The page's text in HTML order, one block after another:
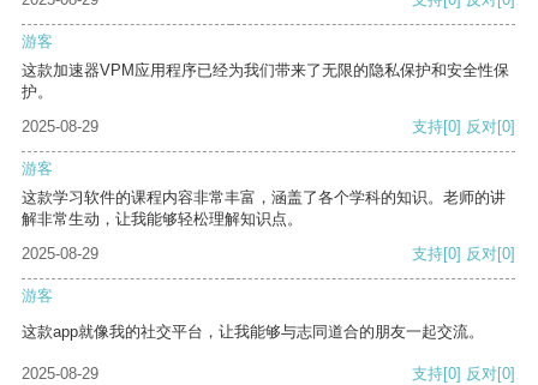
游客
这款加速器VPM应用程序已经为我们带来了无限的隐私保护和安全性保
护。
2025-08-29
支持[0] 反对[0]
游客
这款学习软件的课程内容非常丰富，涵盖了各个学科的知识。老师的讲
解非常生动，让我能够轻松理解知识点。
2025-08-29
支持[0] 反对[0]
游客
这款app就像我的社交平台，让我能够与志同道合的朋友一起交流。
2025-08-29 支持[0] 反对[0]